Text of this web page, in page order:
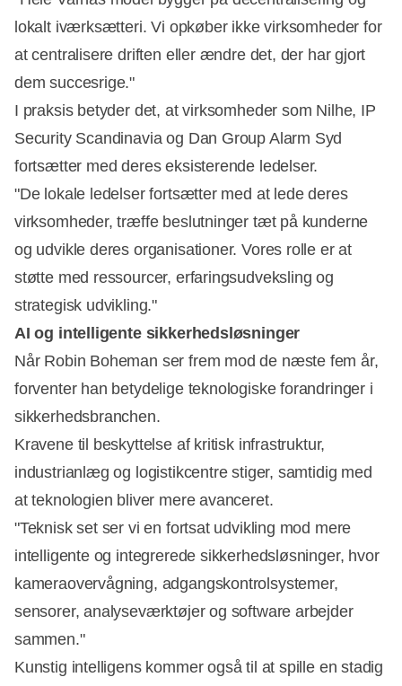
lokalt iværksætteri. Vi opkøber ikke virksomheder for
at centralisere driften eller ændre det, der har gjort
dem succesrige."
I praksis betyder det, at virksomheder som Nilhe, IP
Security Scandinavia og Dan Group Alarm Syd
fortsætter med deres eksisterende ledelser.
"De lokale ledelser fortsætter med at lede deres
virksomheder, træffe beslutninger tæt på kunderne
og udvikle deres organisationer. Vores rolle er at
støtte med ressourcer, erfaringsudveksling og
strategisk udvikling."
AI og intelligente sikkerhedsløsninger
Når Robin Boheman ser frem mod de næste fem år,
forventer han betydelige teknologiske forandringer i
sikkerhedsbranchen.
Kravene til beskyttelse af kritisk infrastruktur,
industrianlæg og logistikcentre stiger, samtidig med
at teknologien bliver mere avanceret.
"Teknisk set ser vi en fortsat udvikling mod mere
intelligente og integrerede sikkerhedsløsninger, hvor
kameraovervågning, adgangskontrolsystemer,
sensorer, analyseværktøjer og software arbejder
sammen."
Kunstig intelligens kommer også til at spille en stadig